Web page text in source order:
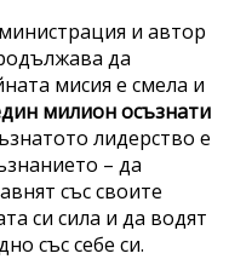
и автор
да
мисия е смела и
милион осъзнати
лидерство е
– да
със своите
си сила и да водят
със себе си.